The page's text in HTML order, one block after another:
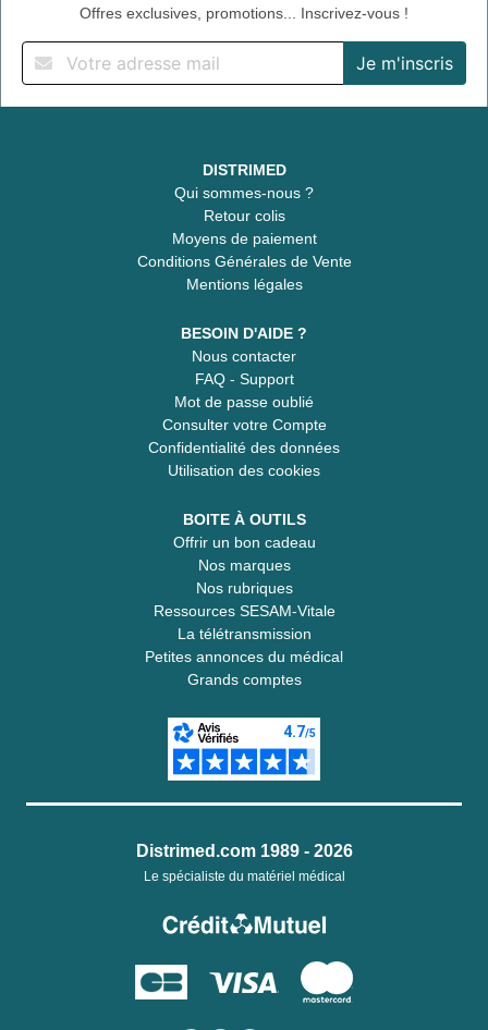
Offres exclusives, promotions... Inscrivez-vous !
DISTRIMED
Qui sommes-nous ?
Retour colis
Moyens de paiement
Conditions Générales de Vente
Mentions légales
BESOIN D'AIDE ?
Nous contacter
FAQ - Support
Mot de passe oublié
Consulter votre Compte
Confidentialité des données
Utilisation des cookies
BOITE À OUTILS
Offrir un bon cadeau
Nos marques
Nos rubriques
Ressources SESAM-Vitale
La télétransmission
Petites annonces du médical
Grands comptes
Distrimed.com 1989 - 2026
Le spécialiste du matériel médical